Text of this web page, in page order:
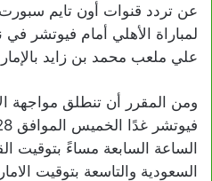
عن تردد قنوات أون تايم سبورت
لمباراة الأهلي أمام فيوتشر
علي ملعب محمد بن زايد
ومن المقرر أن تنطلق مواجهة
الساعة السابعة مساءً بتوقيت
السعودية والتاسعة بتوقيت